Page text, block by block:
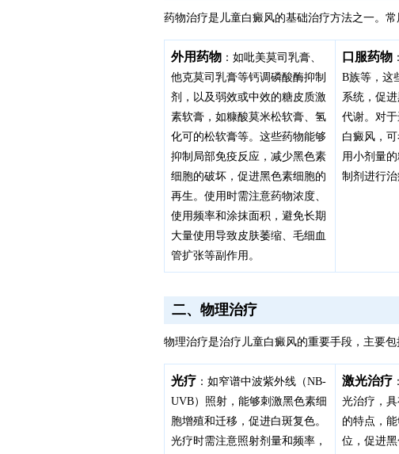
药物治疗是儿童白癜风的基础治疗方法之一。常
外用药物 ：如吡美莫司乳膏、
他克莫司乳膏等钙调磷酸酶抑制
剂，以及弱效或中效的糖皮质激
素软膏，如糠酸莫米松软膏、氢
化可的松软膏等。这些药物能够
抑制局部免疫反应，减少黑色素
细胞的破坏，促进黑色素细胞的
再生。使用时需注意药物浓度、
使用频率和涂抹面积，避免长期
大量使用导致皮肤萎缩、毛细血
管扩张等副作用。
口服药物
B族等，这
系统，促
代谢。对
白癜风，
用小剂量
制剂进行治
二、物理治疗
物理治疗是治疗儿童白癜风的重要手段，主要包
光疗 ：如窄谱中波紫外线（NB-
UVB）照射，能够刺激黑色素细
胞增殖和迁移，促进白斑复色。
光疗时需注意照射剂量和频率，
激光治疗
光治疗，
的特点，
位，促进